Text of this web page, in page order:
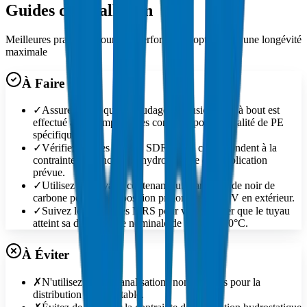
Guides d'Installation
Meilleures pratiques pour une performance optimale et une longévité
maximale
À Faire
✓Assurez-vous que le soudage par fusion bout à bout est
effectué à des températures correctes pour la qualité de PE
spécifique.
✓Vérifiez que les valeurs SDR et PN correspondent à la
contrainte de conception hydrostatique de l'application
prévue.
✓Utilisez des tuyaux contenant suffisamment de noir de
carbone pour une exposition prolongée aux UV en extérieur.
✓Suivez les directives MRS pour vous assurer que le tuyau
atteint sa durée de vie nominale de 50 ans à 20°C.
À Éviter
✗N'utilisez pas de canalisations non potables pour la
distribution d'eau potable.